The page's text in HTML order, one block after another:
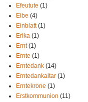
Efeutute (1)
Eibe (4)
Einblatt (1)
Erika (1)
Ernt (1)
Ernte (1)
Erntedank (14)
Erntedankaltar (1)
Erntekrone (1)
Erstkommunion (11)